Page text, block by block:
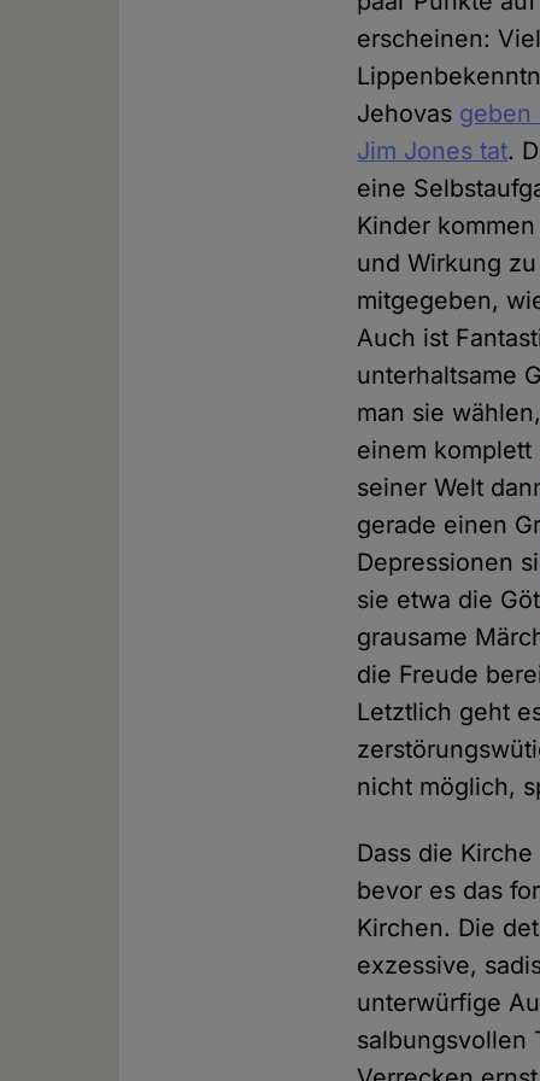
erscheinen:
Jehovas geben
Jim Jones tat.
eine
Kinder
und Wirkung
mitgegeben,
Auch ist
unterhaltsame
man sie
einem
seiner Welt
gerade einen
Depressionen
sie etwa die
grausame
die Freude
Letztlich geht
nicht möglich,
Dass die
bevor es das
Kirchen. Die
exzessive,
unterwürfige
salbungsvollen